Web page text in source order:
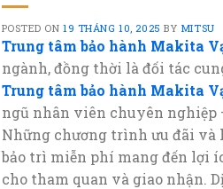
POSTED ON19 THÁNG 10, 2025 BY MITSU
Trung tâm bảo hành Makita
ngành, đồng thời là đối tác
Trung tâm bảo hành Makita
ngũ nhân viên chuyên
Những chương trình ưu đãi và
bảo trì miễn phí mang đến lợi
cho tham quan và giao nhận.